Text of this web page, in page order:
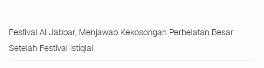
Festival Al Jabbar, Menjawab Kekosongan Perhelatan Besar
Setelah Festival Istiqlal